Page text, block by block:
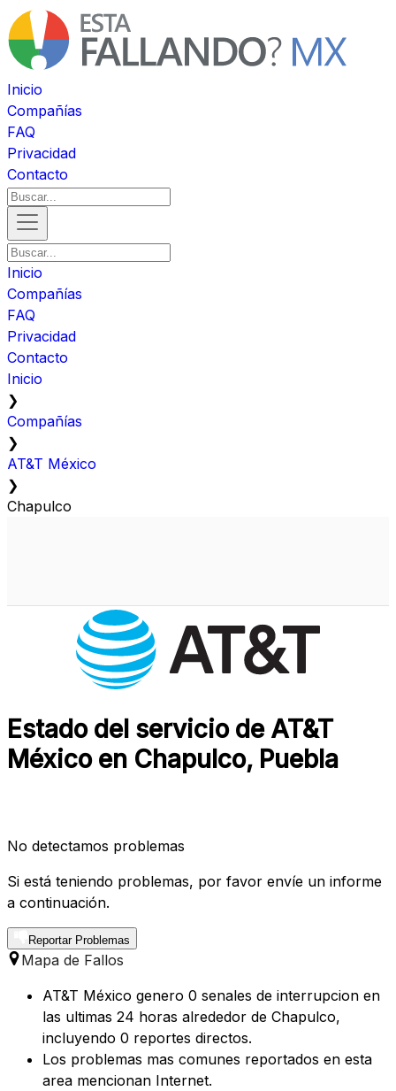
Inicio
Compañías
FAQ
Privacidad
Contacto
Inicio
Compañías
FAQ
Privacidad
Contacto
Inicio
❯
Compañías
❯
AT&T México
❯
Chapulco
Estado del servicio de AT&T
México en Chapulco, Puebla
No detectamos problemas
Si está teniendo problemas, por favor envíe un informe
a continuación.
Reportar Problemas
Mapa de Fallos
AT&T México genero 0 senales de interrupcion en
las ultimas 24 horas alrededor de Chapulco,
incluyendo 0 reportes directos.
Los problemas mas comunes reportados en esta
area mencionan Internet.